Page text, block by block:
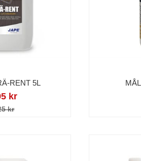
RENT 5L
kr
kr